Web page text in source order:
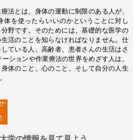
法とは、身体の運動に制限のある人が、
体を使ったらいいのかということに対し
野です。そのためには、基礎的な医学の
活のことを知らなければなりません。仕
ている人、高齢者、患者さんの生活はさ
ションや作業療法の世界をめざす人は、
体のこと、心のこと、そして自分の人生